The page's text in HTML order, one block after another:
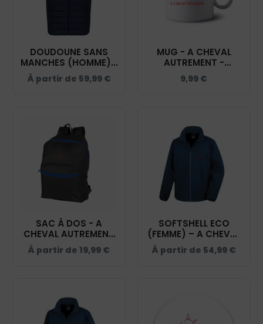
DOUDOUNE SANS
MANCHES (HOMME) -
A CHEVAL
AUTREMENT - NAVY -
À partir de 59,99 €
MUG - A CHEVAL
AUTREMENT -
MUG001
9,99 €
SAC À DOS - A
CHEVAL AUTREMENT
- NAVY - BM903
À partir de 19,99 €
SOFTSHELL ECO
(FEMME) – A CHEVAL
AUTREMENT - NAVY -
R231F
À partir de 54,99 €